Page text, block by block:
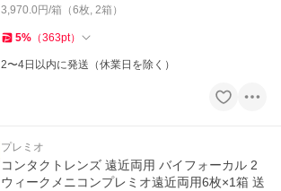
3,970.0円/箱（6枚, 2箱）
5% （363pt）
2〜4日以内に発送（休業日を除く）
プレミオ
コンタクトレンズ 遠近両用 バイフォーカル 2
ウィークメニコンプレミオ遠近両用6枚×1箱 送